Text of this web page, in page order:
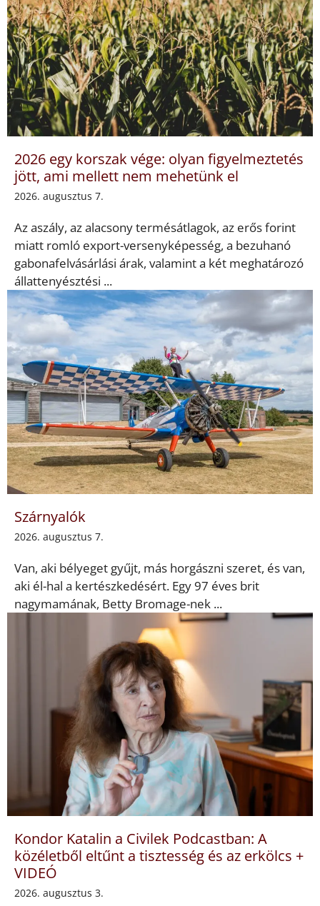
2026 egy korszak vége: olyan figyelmeztetés
jött, ami mellett nem mehetünk el
2026. augusztus 7.
Az aszály, az alacsony termésátlagok, az erős forint
miatt romló export-versenyképesség, a bezuhanó
gabonafelvásárlási árak, valamint a két meghatározó
állattenyésztési ...
Szárnyalók
2026. augusztus 7.
Van, aki bélyeget gyűjt, más horgászni szeret, és van,
aki él-hal a kertészkedésért. Egy 97 éves brit
nagymamának, Betty Bromage-nek ...
Kondor Katalin a Civilek Podcastban: A
közéletből eltűnt a tisztesség és az erkölcs +
VIDEÓ
2026. augusztus 3.